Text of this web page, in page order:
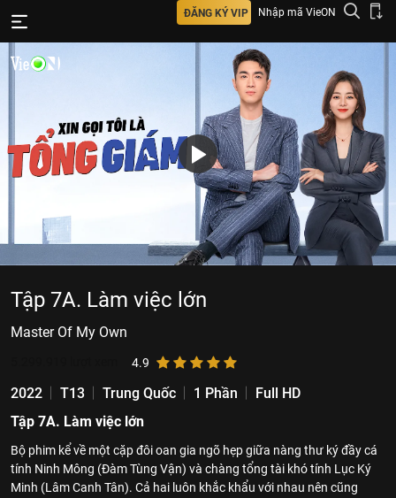
ĐĂNG KÝ VIP Nhập mã VieON
Tập 7A. Làm việc lớn
Master Of My Own
4.9
2022 T13 Trung Quốc 1 Phần
Full HD
Tập 7A. Làm việc lớn
Bộ phim kể về một cặp đôi oan gia ngõ hẹp giữa nàng thư ký đầy cá
tính Ninh Mông (Đàm Tùng Vận) và chàng tổng tài khó tính Lục Ký
Minh (Lâm Canh Tân). Cả hai luôn khắc khẩu với nhau nên cũng